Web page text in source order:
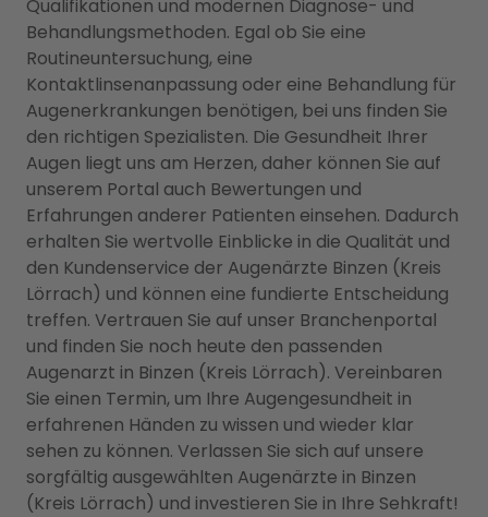
Qualifikationen und modernen Diagnose- und
Behandlungsmethoden. Egal ob Sie eine
Routineuntersuchung, eine
Kontaktlinsenanpassung oder eine Behandlung für
Augenerkrankungen benötigen, bei uns finden Sie
den richtigen Spezialisten. Die Gesundheit Ihrer
Augen liegt uns am Herzen, daher können Sie auf
unserem Portal auch Bewertungen und
Erfahrungen anderer Patienten einsehen. Dadurch
erhalten Sie wertvolle Einblicke in die Qualität und
den Kundenservice der Augenärzte Binzen (Kreis
Lörrach) und können eine fundierte Entscheidung
treffen. Vertrauen Sie auf unser Branchenportal
und finden Sie noch heute den passenden
Augenarzt in Binzen (Kreis Lörrach). Vereinbaren
Sie einen Termin, um Ihre Augengesundheit in
erfahrenen Händen zu wissen und wieder klar
sehen zu können. Verlassen Sie sich auf unsere
sorgfältig ausgewählten Augenärzte in Binzen
(Kreis Lörrach) und investieren Sie in Ihre Sehkraft!